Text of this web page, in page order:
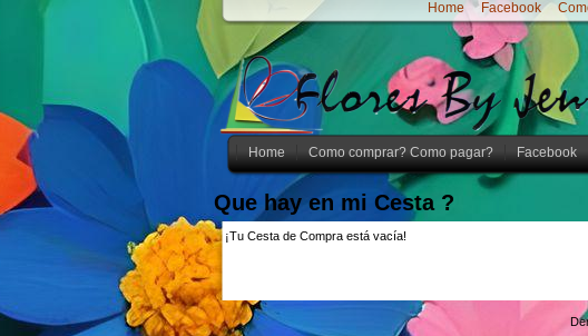
Home Facebook
Home Como comprar? Como pagar? Facebook
Que hay en mi Cesta ?
¡Tu Cesta de Compra está vacía!